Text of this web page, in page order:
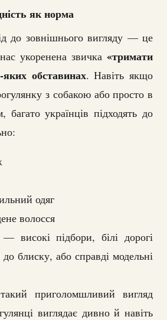
як норма
до зовнішнього вигляду — це
укоренена звичка «тримати
обставинах. Навіть якщо
з собакою або просто в
багато українців підходять до
одяг
волосся
високі підбори, білі дорогі
блиску, або справді модельні
приголомшливий вигляд
виглядає дивно й навіть